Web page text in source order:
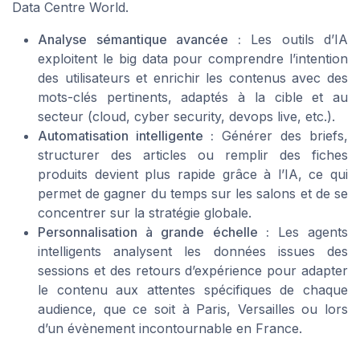
Data Centre World.
Analyse sémantique avancée : Les outils d’IA
exploitent le big data pour comprendre l’intention
des utilisateurs et enrichir les contenus avec des
mots-clés pertinents, adaptés à la cible et au
secteur (cloud, cyber security, devops live, etc.).
Automatisation intelligente : Générer des briefs,
structurer des articles ou remplir des fiches
produits devient plus rapide grâce à l’IA, ce qui
permet de gagner du temps sur les salons et de se
concentrer sur la stratégie globale.
Personnalisation à grande échelle : Les agents
intelligents analysent les données issues des
sessions et des retours d’expérience pour adapter
le contenu aux attentes spécifiques de chaque
audience, que ce soit à Paris, Versailles ou lors
d’un évènement incontournable en France.